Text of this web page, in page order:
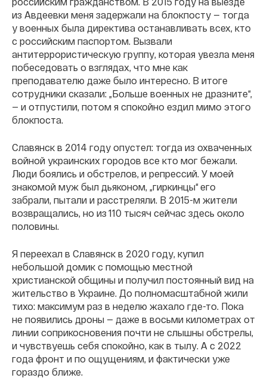
из Авдеевки меня задержали на блокпосту — тогда
у военных была директива останавливать всех, кто
с российским паспортом. Вызвали
антитеррористическую группу, которая увезла меня
побеседовать о взглядах, что мне как
преподавателю даже было интересно. В итоге
сотрудники сказали: „Больше военных не дразните“,
— и отпустили, потом я спокойно ездил мимо этого
блокпоста.
Славянск в 2014 году опустел: тогда из охваченных
войной украинских городов все кто мог бежали.
Люди боялись и обстрелов, и репрессий. У моей
знакомой муж был дьяконом, „гиркинцы“ его
забрали, пытали и расстреляли. В 2015-м жители
возвращались, но из 110 тысяч сейчас здесь около
половины.
Я переехал в Славянск в 2020 году, купил
небольшой домик с помощью местной
христианской общины и получил постоянный вид на
жительство в Украине. До полномасштабной жили
тихо: максимум раз в неделю жахало где-то. Пока
не появились дроны — даже в восьми километрах от
линии соприкосновения почти не слышны обстрелы,
и чувствуешь себя спокойно, как в тылу. А с 2022
года фронт и по ощущениям, и фактически уже
гораздо ближе.